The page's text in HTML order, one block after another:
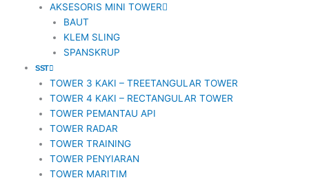
AKSESORIS MINI TOWER
BAUT
KLEM SLING
SPANSKRUP
SST
TOWER 3 KAKI – TREETANGULAR TOWER
TOWER 4 KAKI – RECTANGULAR TOWER
TOWER PEMANTAU API
TOWER RADAR
TOWER TRAINING
TOWER PENYIARAN
TOWER MARITIM